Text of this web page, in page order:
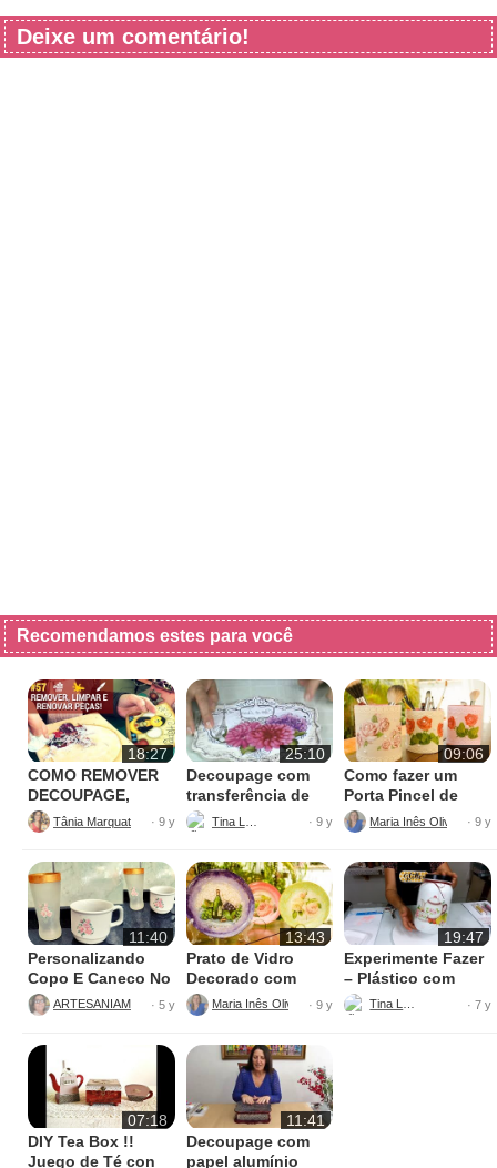
Deixe um comentário!
Recomendamos estes para você
18:27
COMO REMOVER
DECOUPAGE,
COLA E ADESIVO –
PINTURA
Tânia Marquato - Duna Atelier
· 9 y
25:10
Decoupage com
transferência de
imagem
· 9 y
09:06
Como fazer um
Porta Pincel de
Maquiagem
decorado
· 9 y
11:40
Personalizando
Copo E Caneco No
Estilo Vintage
· 5 y
13:43
Prato de Vidro
Decorado com
DECOUPAGE e
CRAQUELÊ
· 9 y
19:47
Experimente Fazer
– Plástico com
Decoupagem
Tina Leon · 7 y
07:18
DIY Tea Box !!
Juego de Té con
11:41
Decoupage com
papel alumínio